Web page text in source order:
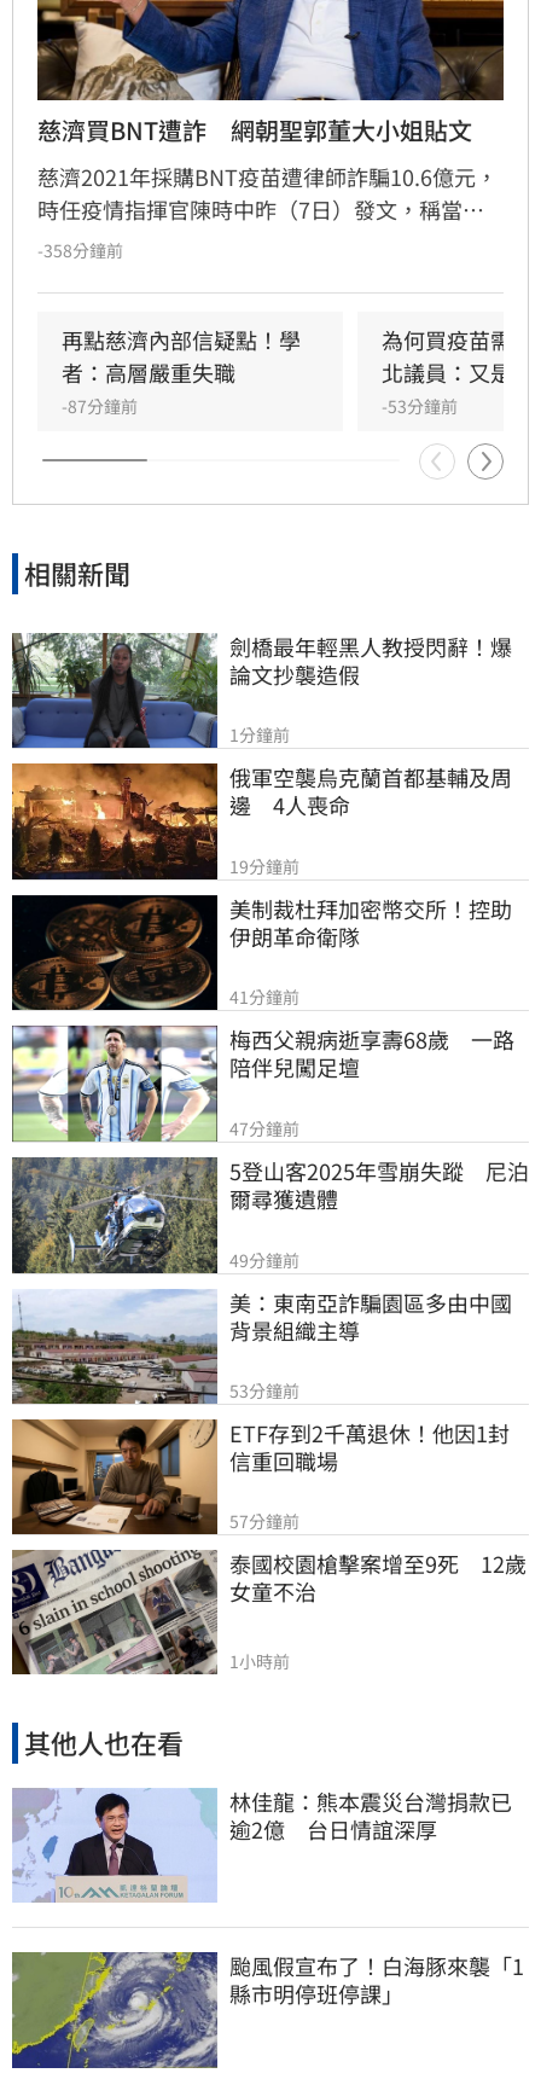
慈濟買BNT遭詐　網朝聖郭董大小姐貼文
慈濟2021年採購BNT疫苗遭律師詐騙10.6億元，
時任疫情指揮官陳時中昨（7日）發文，稱當年
早就苦口婆心要提防掮客，卻遭在野攻擊抹黑；
為，慈濟固然被當盤子詐騙，但和疫情爆發後疫
苗確實不足，根本是兩碼事，批評綠營偷換概念
洗記憶的手法太過粗糙。更有大批網友回顧郭台
銘2023年「大小姐說不要買」的貼文，認為內容
較符合當初疫苗採購受政治因素卡關或延遲的時
間線 。
-358分鐘前
再點慈濟內部信疑點！學
者：高層嚴重失職
-87分鐘前
為何買疫苗需
北議員：又是中
-53分鐘前
相關新聞
劍橋最年輕黑人教授閃辭！爆
論文抄襲造假
1分鐘前
俄軍空襲烏克蘭首都基輔及周
邊　4人喪命
19分鐘前
美制裁杜拜加密幣交所！控助
伊朗革命衛隊
41分鐘前
梅西父親病逝享壽68歲　一路
陪伴兒闖足壇
47分鐘前
5登山客2025年雪崩失蹤　尼泊
爾尋獲遺體
49分鐘前
美：東南亞詐騙園區多由中國
背景組織主導
53分鐘前
ETF存到2千萬退休！他因1封
信重回職場
57分鐘前
泰國校園槍擊案增至9死　12歲
女童不治
1小時前
其他人也在看
林佳龍：熊本震災台灣捐款已
逾2億 台日情誼深厚
颱風假宣布了！白海豚來襲「1
縣市明停班停課」